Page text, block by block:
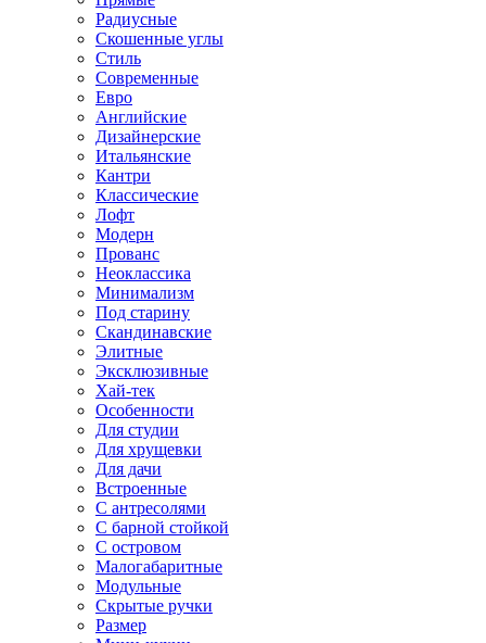
Радиусные
Скошенные углы
Стиль
Современные
Евро
Английские
Дизайнерские
Итальянские
Кантри
Классические
Лофт
Модерн
Прованс
Неоклассика
Минимализм
Под старину
Скандинавские
Элитные
Эксклюзивные
Хай-тек
Особенности
Для студии
Для хрущевки
Для дачи
Встроенные
С антресолями
С барной стойкой
С островом
Малогабаритные
Модульные
Скрытые ручки
Размер